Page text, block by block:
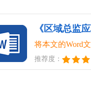
《区域总监
将本文的Word
推荐度：